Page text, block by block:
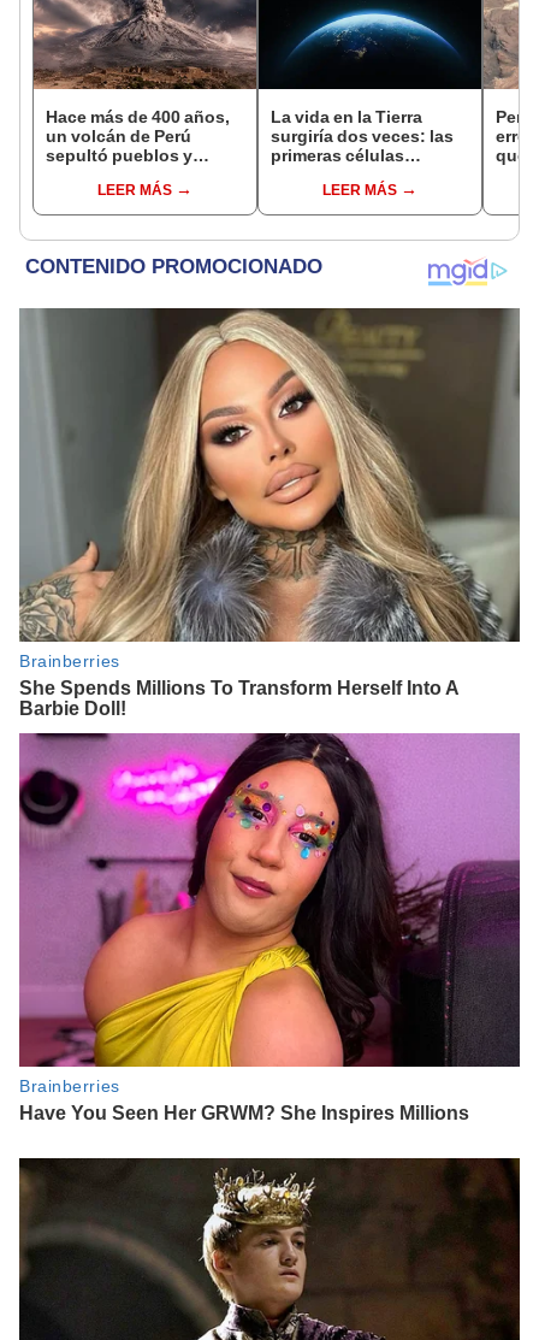
Hace más de 400 años,
un volcán de Perú
sepultó pueblos y
veranos más fríos de la
historia: sigue bajo
LEER MÁS
La vida en la Tierra
surgiría dos veces: las
primeras células
solas en dos momentos
distintos
LEER MÁS
error
que